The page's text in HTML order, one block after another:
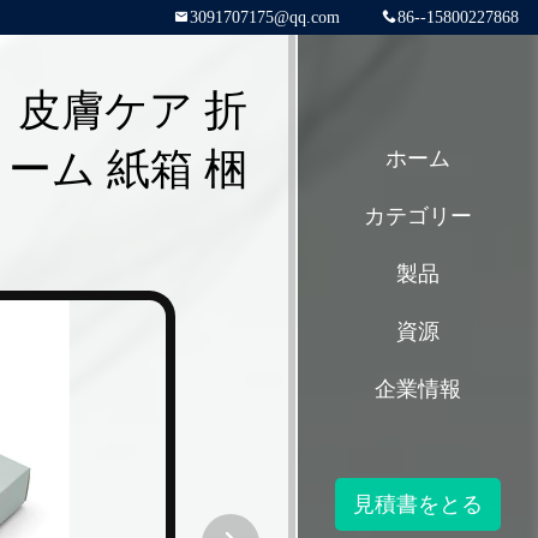
86--15800227868
3091707175@qq.com
皮膚ケア 折
ム 紙箱 梱
ホーム
カテゴリー
製品
資源
企業情報
見積書をとる